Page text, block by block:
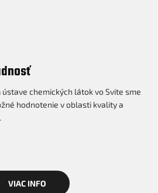
chemických látok vo Svite sme
hodnotenie v oblasti kvality a
VIAC INFO